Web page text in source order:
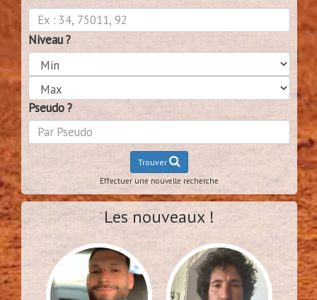
Niveau ?
Pseudo ?
Trouver
Effectuer une nouvelle recherche
Les nouveaux !